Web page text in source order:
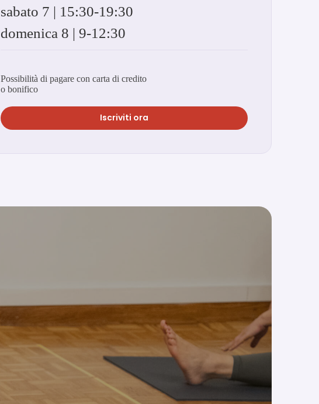
sabato 7 | 15:30-19:30
domenica 8 | 9-12:30
Possibilità di pagare con carta di credito
o bonifico
Iscriviti ora